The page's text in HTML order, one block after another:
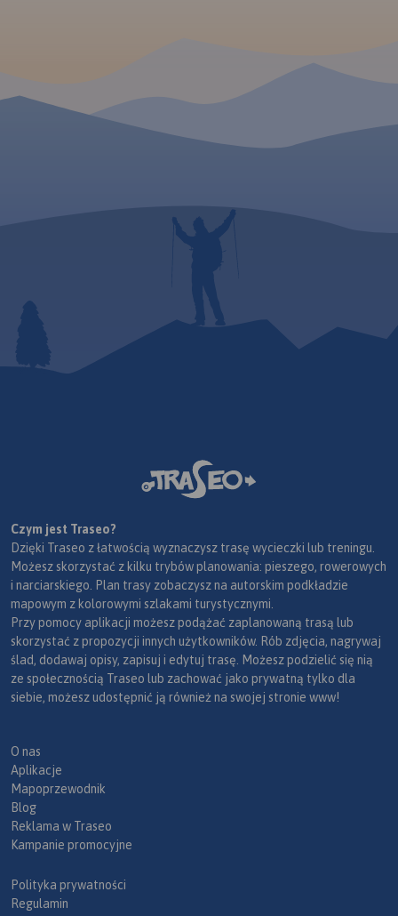
Czym jest Traseo?
Dzięki Traseo z łatwością wyznaczysz trasę wycieczki lub treningu.
Możesz skorzystać z kilku trybów planowania: pieszego, rowerowych
i narciarskiego. Plan trasy zobaczysz na autorskim podkładzie
mapowym z kolorowymi szlakami turystycznymi.
Przy pomocy aplikacji możesz podążać zaplanowaną trasą lub
skorzystać z propozycji innych użytkowników. Rób zdjęcia, nagrywaj
ślad, dodawaj opisy, zapisuj i edytuj trasę. Możesz podzielić się nią
ze społecznością Traseo lub zachować jako prywatną tylko dla
siebie, możesz udostępnić ją również na swojej stronie www!
O nas
Aplikacje
Mapoprzewodnik
Blog
Reklama w Traseo
Kampanie promocyjne
Polityka prywatności
Regulamin